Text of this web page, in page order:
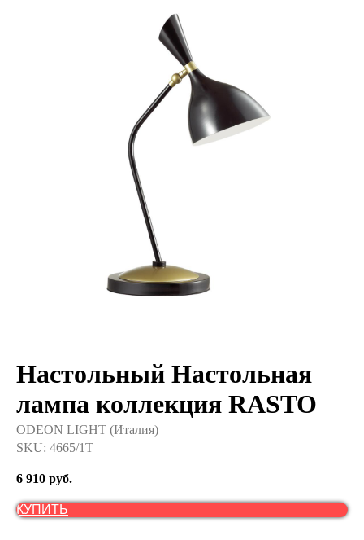
ТОРШЕРЫ И ЛАМПЫ
Настольный Настольная
лампа коллекция RASTO
ODEON LIGHT (Италия)
SKU: 4665/1T
6 910 руб.
КУПИТЬ